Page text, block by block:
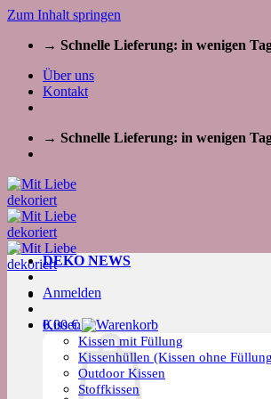
Zum Inhalt springen
→ Schnelle Lieferung: in wenigen
Über uns
Kontakt
→ Schnelle Lieferung: in wenigen
Kissen
Kissen mit Füllung
Kissenhüllen (Kissen ohne
Outdoor Kissen
Stoffkissen
DEKO NEWS
Anmelden
0,00€